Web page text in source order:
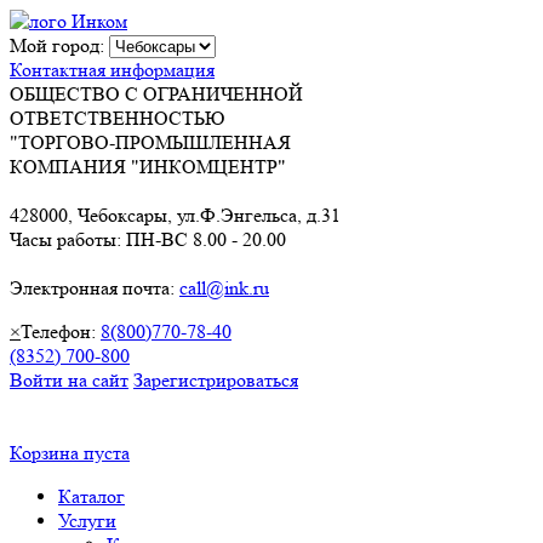
Мой город:
Контактная информация
ОБЩЕСТВО С ОГРАНИЧЕННОЙ
ОТВЕТСТВЕННОСТЬЮ
"ТОРГОВО-ПРОМЫШЛЕННАЯ
КОМПАНИЯ "ИНКОМЦЕНТР"
428000, Чебоксары, ул.Ф.Энгельса, д.31
Часы работы: ПН-ВС 8.00 - 20.00
Электронная почта: call@ink.ru
×Телефон: 8(800)770-78-40
(8352) 700-800
Войти на сайт Зарегистрироваться
Корзина пуста
Каталог
Услуги